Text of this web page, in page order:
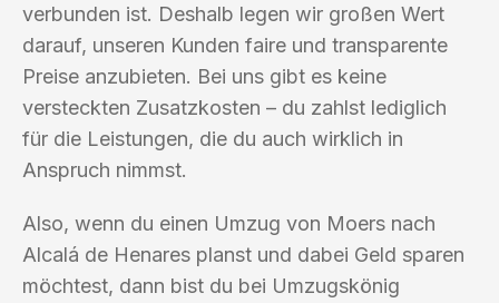
verbunden ist. Deshalb legen wir großen Wert
darauf, unseren Kunden faire und transparente
Preise anzubieten. Bei uns gibt es keine
versteckten Zusatzkosten – du zahlst lediglich
für die Leistungen, die du auch wirklich in
Anspruch nimmst.
Also, wenn du einen Umzug von Moers nach
Alcalá de Henares planst und dabei Geld sparen
möchtest, dann bist du bei Umzugskönig